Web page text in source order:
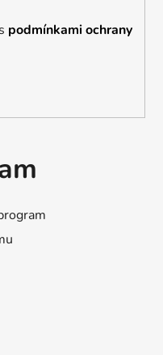
podmínkami ochrany